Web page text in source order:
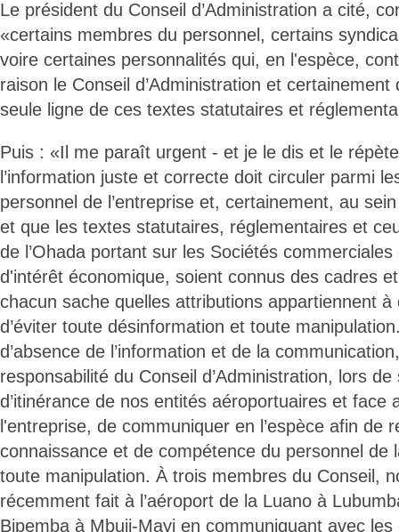
Le président du Conseil d’Administration a cité,
«certains membres du personnel, certains
voire certaines personnalités qui, en l'espèce,
raison le Conseil d’Administration et certainement
seule ligne de ces textes statutaires et
Puis : «Il me paraît urgent - et je le dis et le
l’information juste et correcte doit circuler parmi
personnel de l’entreprise et, certainement, au
et que les textes statutaires, réglementaires et
de l’Ohada portant sur les Sociétés
d'intérêt économique, soient connus des cadres
chacun sache quelles attributions appartiennent à
d’éviter toute désinformation et toute
d’absence de l’information et de la
responsabilité du Conseil d’Administration, lors
d’itinérance de nos entités aéroportuaires et face
l'entreprise, de communiquer en l’espèce afin de
connaissance et de compétence du personnel de
toute manipulation. À trois membres du Conseil,
récemment fait à l’aéroport de la Luano à
Bipemba à Mbuji-Mayi en communiquant avec